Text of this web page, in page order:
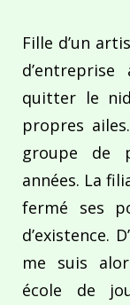
Fille d’un
quitter le
propres
groupe de
années. La
fermé ses
d’existence.
me suis
école de